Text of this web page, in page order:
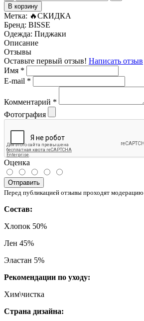
В корзину
Метка: 🔥СКИДКА
Бренд: BISSE
Одежда: Пиджаки
Описание
Отзывы
Оставьте первый отзыв! Написать отзыв
Имя *
E-mail *
Комментарий *
Фотография
Оценка
Отправить
Перед публикацией отзывы проходят модерацию
Состав:
Хлопок 50%
Лен 45%
Эластан 5%
Рекомендации по уходу:
Хим\чистка
Страна дизайна: